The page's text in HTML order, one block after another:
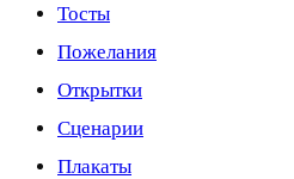
Тосты
Пожелания
Открытки
Сценарии
Плакаты